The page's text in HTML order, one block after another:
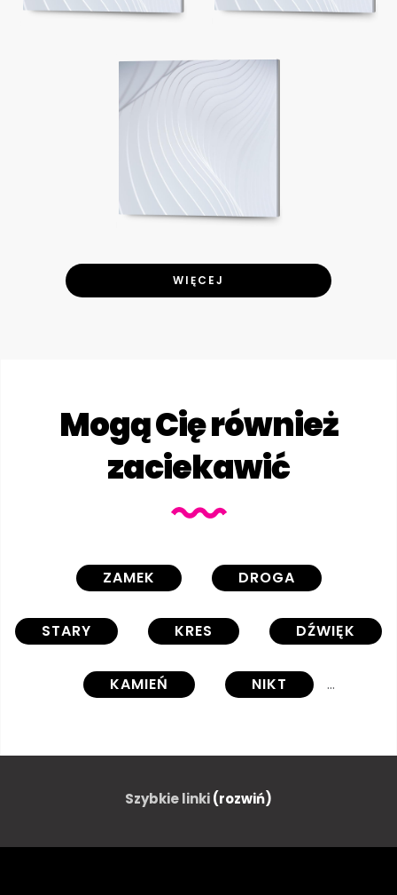
WIĘCEJ
Mogą Cię również
zaciekawić
ZAMEK DROGA
STARY KRES DŹWIĘK
KAMIEŃ NIKT
PUNKT ORIENTACYJNY
CHMURA DRZEWA
Szybkie linki(rozwiń)